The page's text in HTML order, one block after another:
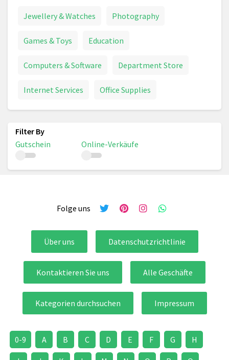
Jewellery & Watches Photography
Games & Toys Education
Computers & Software Department Store
Internet Services Office Supplies
Gutschein Online-Verkäufe
Folge uns
Über uns Datenschutzrichtlinie
Kontaktieren Sie uns Alle Geschäfte
Kategorien durchsuchen Impressum
0-9 A B C D E F G H